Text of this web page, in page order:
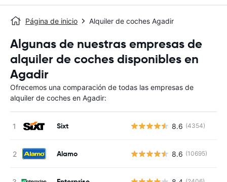
Página de inicio Alquiler de coches Agadir
Algunas de nuestras empresas de
alquiler de coches disponibles en
Agadir
Ofrecemos una comparación de todas las empresas de
alquiler de coches en Agadir:
Sixt 8.6 (4354)
Alamo 8.6 (10695)